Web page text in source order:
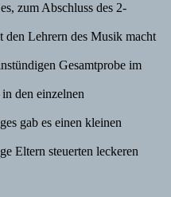
zum Abschluss des 2-
den Lehrern des Musik macht
Gesamtprobe im
den einzelnen
gab es einen kleinen
Eltern steuerten leckeren